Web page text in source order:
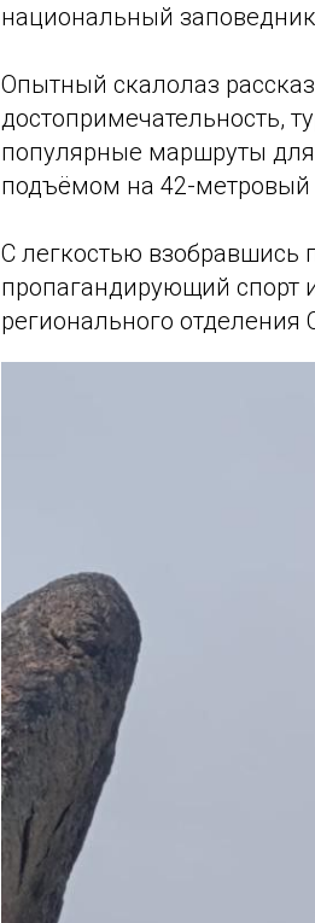
национальный
Опытный скалолаз
достопримечательность,
популярные маршруты для
подъёмом на 42-метровый
С легкостью взобравшись
пропагандирующий спорт
регионального